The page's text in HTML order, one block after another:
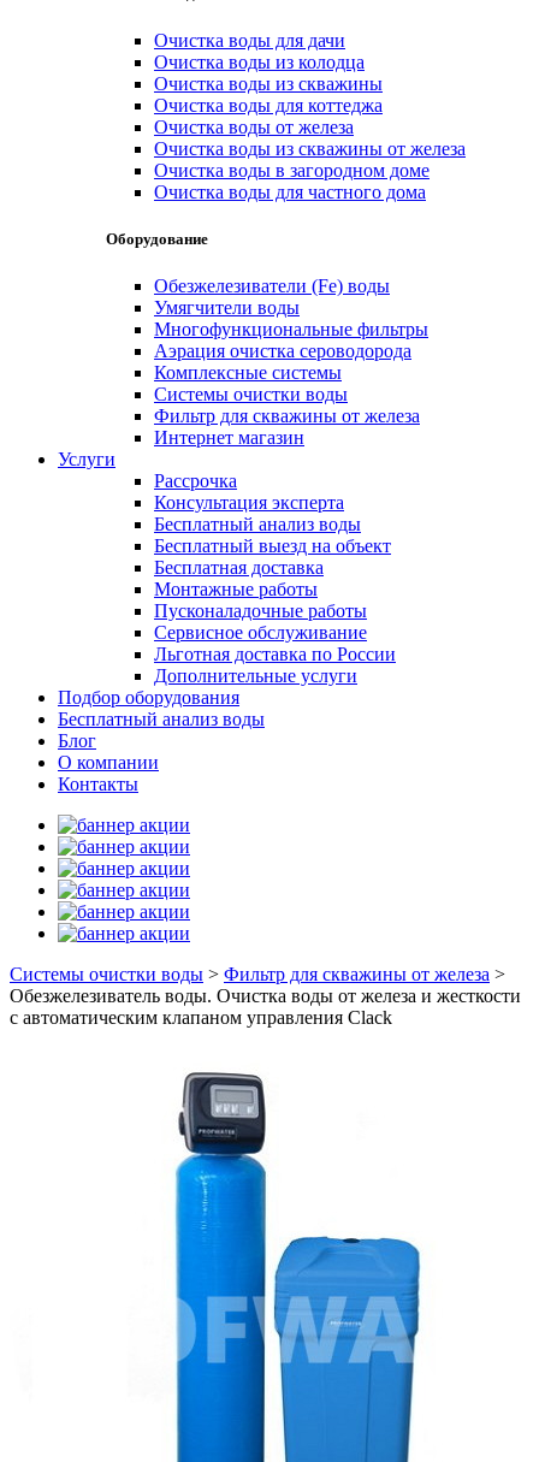
Очистка воды для дачи
Очистка воды из колодца
Очистка воды из скважины
Очистка воды для коттеджа
Очистка воды от железа
Очистка воды из скважины от железа
Очистка воды в загородном доме
Очистка воды для частного дома
Оборудование
Обезжелезиватели (Fe) воды
Умягчители воды
Многофункциональные фильтры
Аэрация очистка сероводорода
Комплексные системы
Системы очистки воды
Фильтр для скважины от железа
Интернет магазин
Услуги
Рассрочка
Консультация эксперта
Бесплатный анализ воды
Бесплатный выезд на объект
Бесплатная доставка
Монтажные работы
Пусконаладочные работы
Сервисное обслуживание
Льготная доставка по России
Дополнительные услуги
Подбор оборудования
Бесплатный анализ воды
Блог
О компании
Контакты
Системы очистки воды > Фильтр для скважины от железа >
Обезжелезиватель воды. Очистка воды от железа и жесткости
с автоматическим клапаном управления Clack